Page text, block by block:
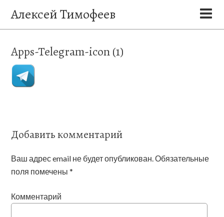
Алексей Тимофеев
Apps-Telegram-icon (1)
Добавить комментарий
Ваш адрес email не будет опубликован.Обязательные
поля помечены*
Комментарий